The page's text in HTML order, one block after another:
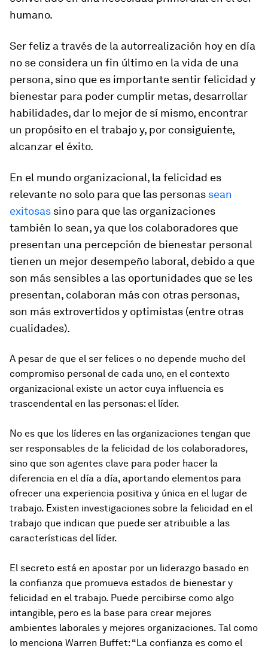
humano.
Ser feliz a través de la autorrealización hoy en día
no se considera un fin último en la vida de una
persona, sino que es importante sentir felicidad y
bienestar para poder cumplir metas, desarrollar
habilidades, dar lo mejor de sí mismo, encontrar
un propósito en el trabajo y, por consiguiente,
alcanzar el éxito.
En el mundo organizacional, la felicidad es
relevante no solo para que las personas sean
exitosas sino para que las organizaciones
también lo sean, ya que los colaboradores que
presentan una percepción de bienestar personal
tienen un mejor desempeño laboral, debido a que
son más sensibles a las oportunidades que se les
presentan, colaboran más con otras personas,
son más extrovertidos y optimistas (entre otras
cualidades).
A pesar de que el ser felices o no depende mucho del
compromiso personal de cada uno, en el contexto
organizacional existe un actor cuya influencia es
trascendental en las personas: el líder.
No es que los líderes en las organizaciones tengan que
ser responsables de la felicidad de los colaboradores,
sino que son agentes clave para poder hacer la
diferencia en el día a día, aportando elementos para
ofrecer una experiencia positiva y única en el lugar de
trabajo. Existen investigaciones sobre la felicidad en el
trabajo que indican que puede ser atribuible a las
características del líder.
El secreto está en apostar por un liderazgo basado en
la confianza que promueva estados de bienestar y
felicidad en el trabajo. Puede percibirse como algo
intangible, pero es la base para crear mejores
ambientes laborales y mejores organizaciones. Tal como
lo menciona Warren Buffet: “La confianza es como el